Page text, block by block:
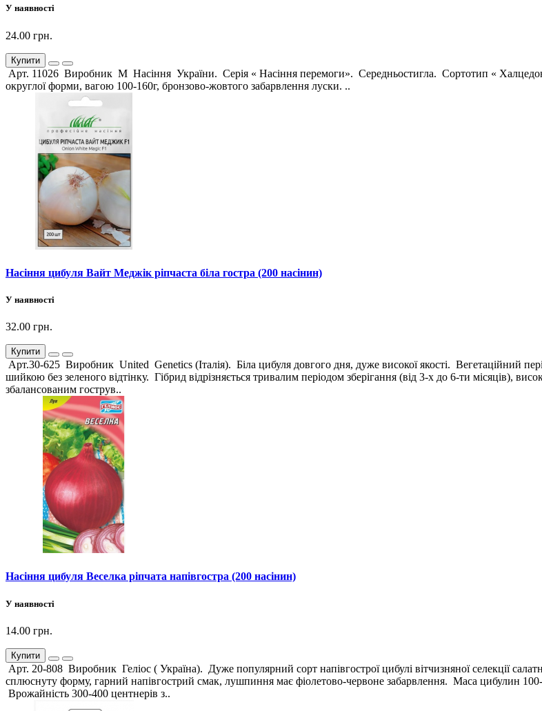
У наявності
24.00 грн.
Купити
Арт. 11026 Виробник М Насіння України. Серія « Насіння перемоги». Середньостигла. Сортотип «
округлої форми, вагою 100-160г, бронзово-жовтого забарвлення луски. ..
Насіння цибуля Вайт Меджік ріпчаста біла гостра (200 насінин)
У наявності
32.00 грн.
Купити
Арт.30-625 Виробник United Genetics (Італія). Біла цибуля довгого дня, дуже високої якості. Вегетаційний
шийкою без зеленого відтінку. Гібрид відрізняється тривалим періодом зберігання (від 3-х до 6-ти місяців),
збалансованим гострув..
Насіння цибуля Веселка ріпчата напівгостра (200 насінин)
У наявності
14.00 грн.
Купити
Арт. 20-808 Виробник Геліос ( Україна). Дуже популярний сорт напівгострої цибулі вітчизняної селекції
сплюснуту форму, гарний напівгострий смак, лушпиння має фіолетово-червоне забарвлення. Маса цибулин 100-
Врожайність 300-400 центнерів з..